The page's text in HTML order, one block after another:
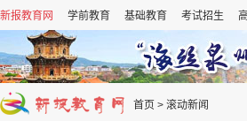
新报教育网 学前教育 基础教育 考试招生
首页 > 滚动新闻